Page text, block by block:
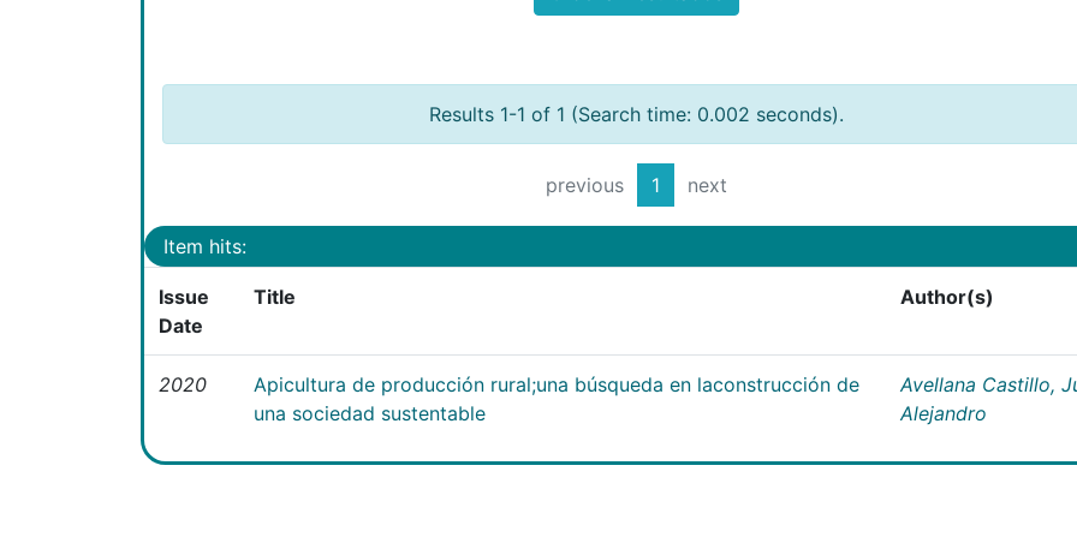
Results 1-1 of 1 (Search time: 0.002 seconds).
previous 1 next
Item hits:
Issue
Date
Title Author(s)
2020
Apicultura de producción rural;una búsqueda en laconstrucción de
una sociedad sustentable
Avellana Castillo,
Alejandro